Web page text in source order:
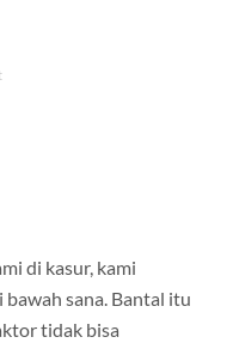
di kasur, kami
sana. Bantal itu
tidak bisa